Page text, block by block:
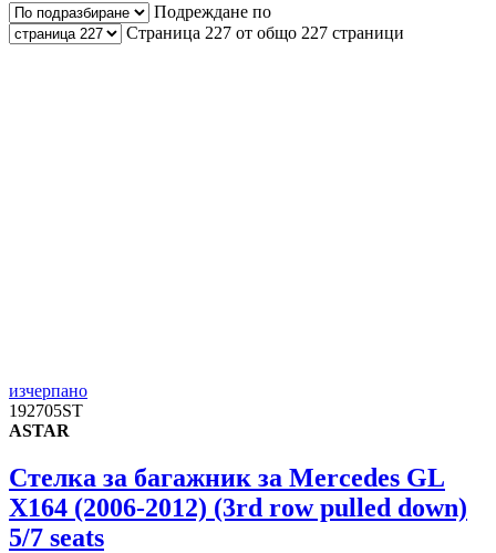
Подреждане по
Страница 227 от общо 227 страници
изчерпано
192705ST
ASTAR
Стелка за багажник за Mercedes GL
X164 (2006-2012) (3rd row pulled down)
5/7 seats